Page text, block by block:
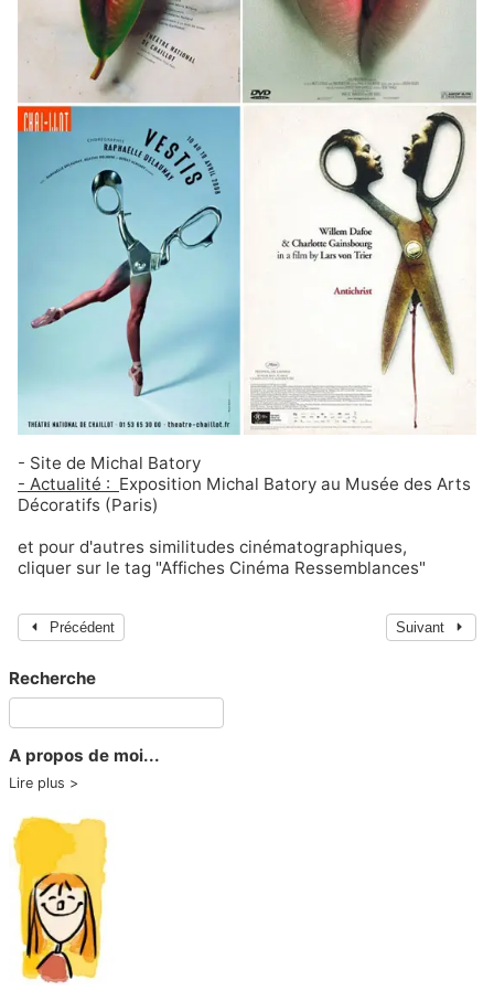
- Site de Michal Batory
- Actualité : Exposition Michal Batory au Musée des Arts
Décoratifs (Paris)
et pour d'autres similitudes cinématographiques,
cliquer sur le tag "Affiches Cinéma Ressemblances"
Précédent Suivant
Recherche
A propos de moi...
Lire plus